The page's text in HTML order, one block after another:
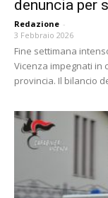
denuncia per
Redazione -
3 Febbraio 2026
Fine settimana
Vicenza impegnati in
provincia. Il bilancio